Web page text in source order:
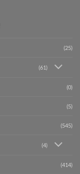
(25)
(61)
(0)
(5)
(545)
(4)
(414)